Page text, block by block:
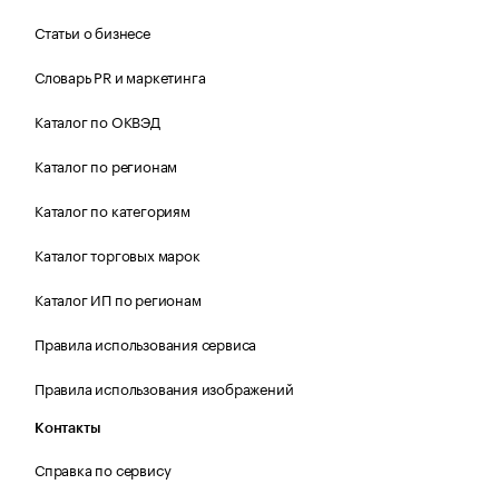
Статьи о бизнесе
Словарь PR и маркетинга
Каталог по ОКВЭД
Каталог по регионам
Каталог по категориям
Каталог торговых марок
Каталог ИП по регионам
Правила использования сервиса
Правила использования изображений
Контакты
Справка по сервису